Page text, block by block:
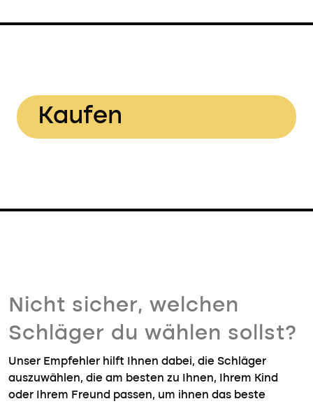
Kaufen
Nicht sicher, welchen
Schläger du wählen sollst?
Unser Empfehler hilft Ihnen dabei, die Schläger
auszuwählen, die am besten zu Ihnen, Ihrem Kind
oder Ihrem Freund passen, um ihnen das beste